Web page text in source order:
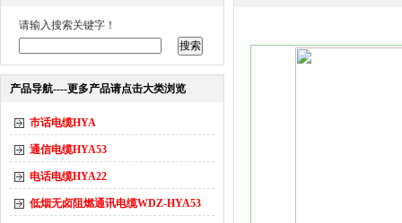
请输入搜索关键字！
产品导航----更多产品请点击大类浏览
市话电缆HYA
通信电缆HYA53
电话电缆HYA22
低烟无卤阻燃通讯电缆WDZ-HYA53